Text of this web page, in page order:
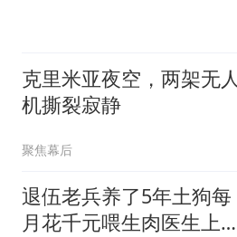
克里米亚夜空，两架无人
机撕裂寂静
聚焦幕后
退伍老兵养了5年土狗每
月花千元喂生肉医生上门